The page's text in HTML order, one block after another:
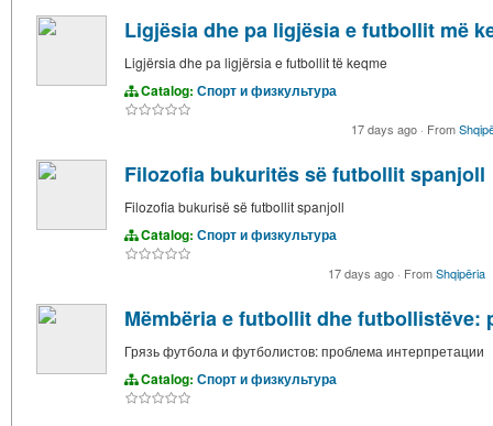
Ligjësia dhe pa ligjësia e futbollit më
Ligjërsia dhe pa ligjërsia e futbollit të keqme
Catalog: Спорт и физкультура
17 days ago · From
Filozofia bukuritës së futbollit spanjoll
Filozofia bukurisë së futbollit spanjoll
Catalog: Спорт и физкультура
17 days ago · FromShqipëria
Mëmbëria e futbollit dhe futbollistëve:
Грязь футбола и футболистов: проблема интерпретации
Catalog: Спорт и физкультура